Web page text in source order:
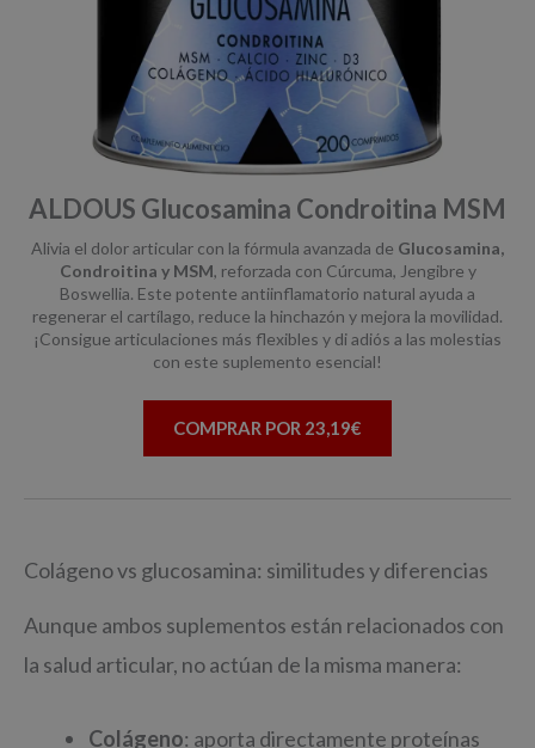
ALDOUS Glucosamina Condroitina MSM
Alivia el dolor articular con la fórmula avanzada de Glucosamina,
Condroitina y MSM, reforzada con Cúrcuma, Jengibre y
Boswellia. Este potente antiinflamatorio natural ayuda a
regenerar el cartílago, reduce la hinchazón y mejora la movilidad.
¡Consigue articulaciones más flexibles y di adiós a las molestias
con este suplemento esencial!
COMPRAR POR 23,19€
Colágeno vs glucosamina: similitudes y diferencias
Aunque ambos suplementos están relacionados con
la salud articular, no actúan de la misma manera:
Colágeno: aporta directamente proteínas